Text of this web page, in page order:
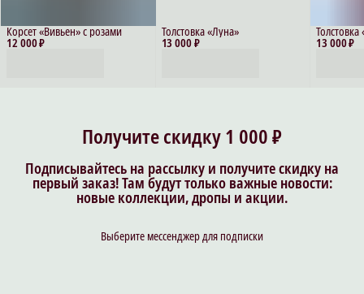
12 000 ₽
Корсет «Вивьен» с розами
13 000 ₽
Толстовка «Луна»
13 000 ₽
Получите скидку 1 000 ₽
Подписывайтесь на рассылку и получите скидку на
первый заказ! Там будут только важные новости:
новые коллекции, дропы и акции.
Выберите мессенджер для подписки